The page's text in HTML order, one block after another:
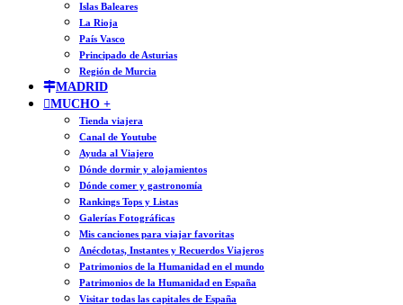
Islas Baleares
La Rioja
País Vasco
Principado de Asturias
Región de Murcia
MADRID
MUCHO +
Tienda viajera
Canal de Youtube
Ayuda al Viajero
Dónde dormir y alojamientos
Dónde comer y gastronomía
Rankings Tops y Listas
Galerías Fotográficas
Mis canciones para viajar favoritas
Anécdotas, Instantes y Recuerdos Viajeros
Patrimonios de la Humanidad en el mundo
Patrimonios de la Humanidad en España
Visitar todas las capitales de España